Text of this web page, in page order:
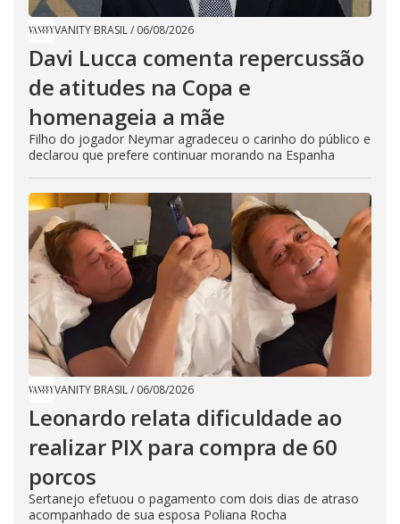
VANITY BRASIL/ 06/08/2026
Davi Lucca comenta repercussão
de atitudes na Copa e
homenageia a mãe
Filho do jogador Neymar agradeceu o carinho do público e
declarou que prefere continuar morando na Espanha
VANITY BRASIL/ 06/08/2026
Leonardo relata dificuldade ao
realizar PIX para compra de 60
porcos
Sertanejo efetuou o pagamento com dois dias de atraso
acompanhado de sua esposa Poliana Rocha